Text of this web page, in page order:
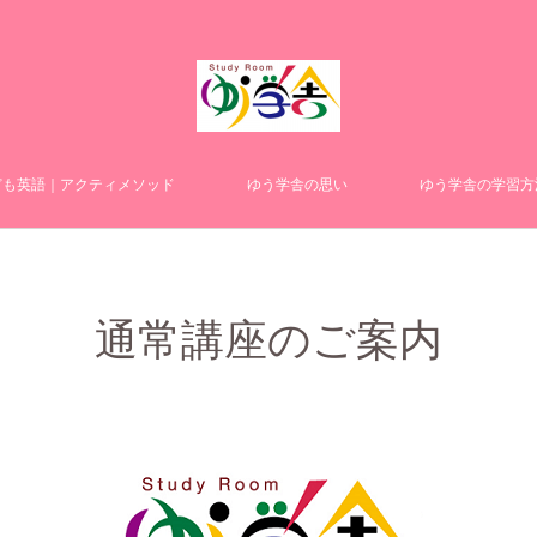
英語｜アクティメソッド ゆう学舎の思い ゆう学舎の学習方
通常講座のご案内